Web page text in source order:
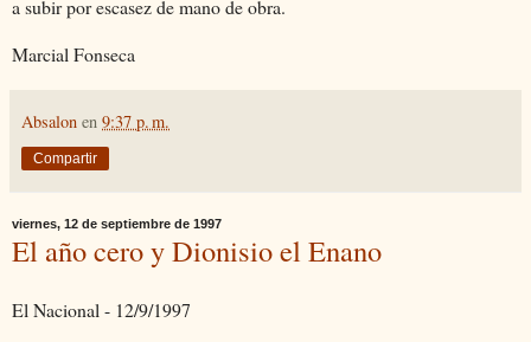
a subir por escasez de mano de obra.
Marcial Fonseca
Absalon en 9:37 p. m.
Compartir
viernes, 12 de septiembre de 1997
El año cero y Dionisio el Enano
El Nacional - 12/9/1997